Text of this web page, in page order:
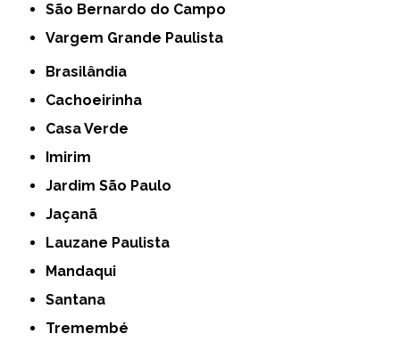
São Bernardo do Campo
Vargem Grande Paulista
Brasilândia
Cachoeirinha
Casa Verde
Imirim
Jardim São Paulo
Jaçanã
Lauzane Paulista
Mandaqui
Santana
Tremembé